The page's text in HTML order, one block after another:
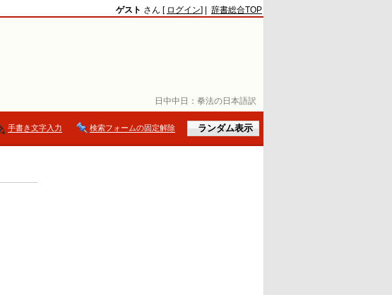
日中中日： 拳法の日本語訳
ゲスト さん [ ログイン] | 辞書総合TOP
手書き文字入力 検索フォームの固定解除